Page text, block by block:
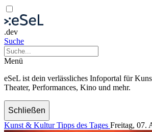
.dev
Suche
Menü
eSeL ist dein verlässliches Infoportal für
Theater, Performances, Kino und mehr.
Schließen
Kunst & Kultur Tipps des Tages Freitag, 07.